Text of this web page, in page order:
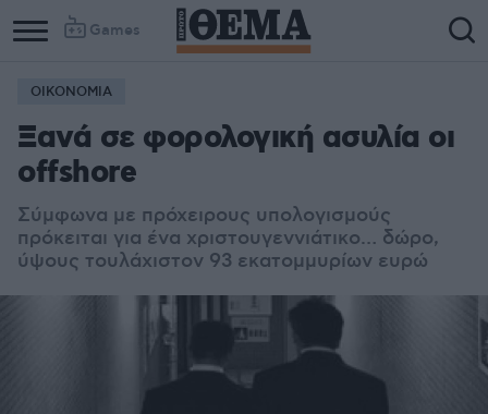
Games
1
2
ΟΙΚΟΝΟΜΙΑ
Ξανά σε φορολογική ασυλία οι
offshore
Σύμφωνα με πρόχειρους υπολογισμούς
πρόκειται για ένα χριστουγεννιάτικο… δώρο,
ύψους τουλάχιστον 93 εκατομμυρίων ευρώ